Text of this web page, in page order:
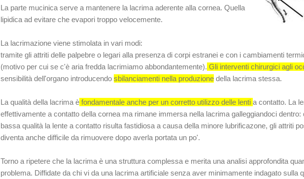
La parte mucinica serve a mantenere la lacrima aderente alla cornea. Quella
lipidica ad evitare che evapori troppo velocemente.
La lacrimazione viene stimolata in vari modi:
tramite gli attriti delle palpebre o legari alla presenza di corpi estranei e con i cambiamenti
(motivo per cui se c'è aria fredda lacrimiamo abbondantemente). Gli interventi chirurgici agli
sensibilità dell'organo introducendo sbilanciamenti nella produzione della lacrima stessa.
La qualità della lacrima è fondamentale anche per un corretto utilizzo delle lenti a contatto. La
effettivamente a contatto della cornea ma rimane immersa nella lacrima galleggiandoci
bassa qualità la lente a contatto risulta fastidiosa a causa della minore lubrificazone, gli attriti
diventa anche difficile da rimuovere dopo averla portata un po'.
Torno a ripetere che la lacrima è una struttura complessa e merita una analisi approfondita
problema. Diffidate da chi vi da una lacrima artificiale senza aver minimamente indagato sulla